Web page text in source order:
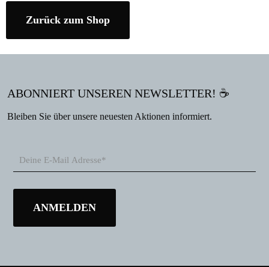
Zurück zum Shop
ABONNIERT UNSEREN NEWSLETTER! ☕
Bleiben Sie über unsere neuesten Aktionen informiert.